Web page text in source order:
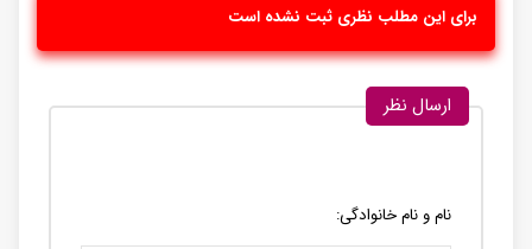
برای این مطلب نظری ثبت نشده است
ارسال نظر
نام و نام خانوادگی: